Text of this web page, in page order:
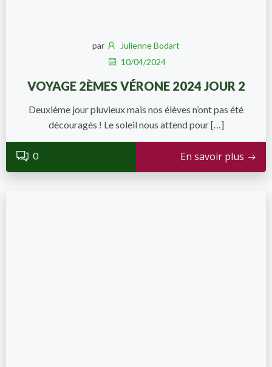
par
Julienne Bodart
10/04/2024
VOYAGE 2ÈMES VÉRONE 2024 JOUR 2
Deuxième jour pluvieux mais nos élèves n’ont pas été
découragés ! Le soleil nous attend pour […]
0 En savoir plus